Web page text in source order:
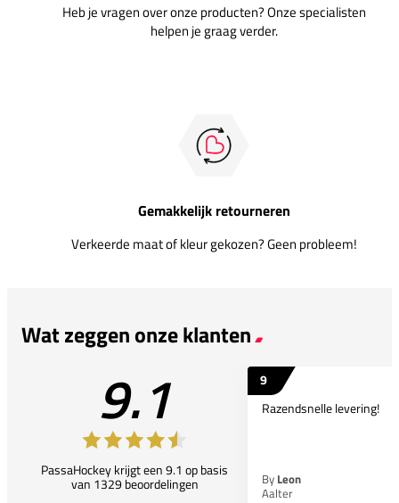
Heb je vragen over onze producten? Onze specialisten
helpen je graag verder.
Gemakkelijk retourneren
Verkeerde maat of kleur gekozen? Geen probleem!
Wat zeggen onze klanten
9.1
PassaHockey krijgt een 9.1 op basis
van 1329 beoordelingen
9
Razendsnelle levering!
By Leon
Aalter